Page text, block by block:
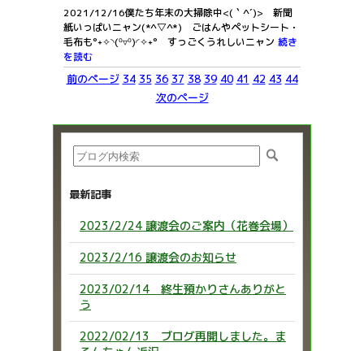
2021/12/16僕たち年末の大掃除中<(｀^´)> 新聞
紙いっぱいニャン(*^▽^*) ごはんやペットシート・
毛布も°˖✧◝(⁰▿⁰)◜✧˖° すっごくうれしいニャン 続き
を読む
前のページ 34 35 36 37 38 39 40 41 42 43 44
次のページ
最新記事
2023/2/24 譲渡会のご案内（花巻会場）
2023/2/16 譲渡会のお知らせ
2023/02/14 終生預かりさんありがと
う
2022/02/13 ブログ再開しました。ま